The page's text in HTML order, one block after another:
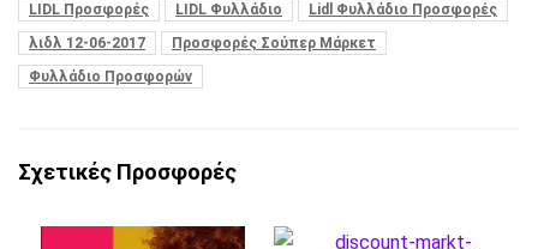
LIDL Προσφορές
LIDL Φυλλάδιο
Lidl Φυλλάδιο Προσφορές
λιδλ 12-06-2017
Προσφορές Σούπερ Μάρκετ
Φυλλάδιο Προσφορών
Σχετικές Προσφορές